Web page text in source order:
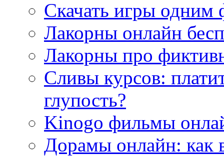
Скачать игры одним
Лакорны онлайн
Лакорны про
Сливы курсов:
глупость?
Kinogo фильмы
Дорамы онлайн: как